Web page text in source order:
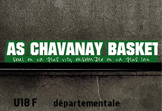
U18 Fdépartementale